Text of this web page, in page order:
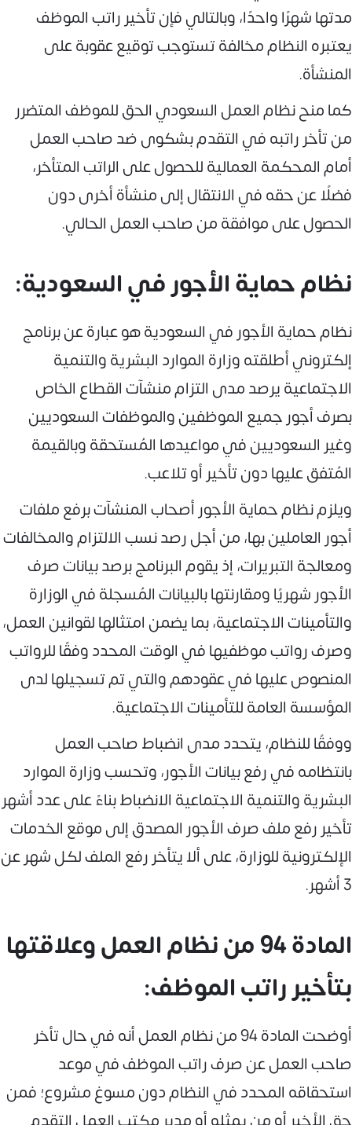
مدتها شهرًا واحدًا، وبالتالي فإن تأخير راتب الموظف
يعتبره النظام مخالفة تستوجب توقيع عقوبة على
المنشأة.
كما منح نظام العمل السعودي الحق للموظف المتضرر
من تأخر راتبه في التقدم بشكوى ضد صاحب العمل
أمام المحكمة العمالية للحصول على الراتب المتأخر،
فضلًا عن حقه في الانتقال إلى منشأة أخرى دون
الحصول على موافقة من صاحب العمل الحالي.
نظام حماية الأجور في السعودية:
نظام حماية الأجور في السعودية هو عبارة عن برنامج
إلكتروني أطلقته وزارة الموارد البشرية والتنمية
الاجتماعية يرصد مدى التزام منشآت القطاع الخاص
بصرف أجور جميع الموظفين والموظفات السعوديين
وغير السعوديين في مواعيدها المُستحقة وبالقيمة
المُتفق عليها دون تأخير أو تلاعب.
ويلزم نظام حماية الأجور أصحاب المنشآت برفع ملفات
أجور العاملين بها، من أجل رصد نسب الالتزام والمخالفات
ومعالجة التبريرات، إذ يقوم البرنامج برصد بيانات صرف
الأجور شهريًا ومقارنتها بالبيانات المُسجلة في الوزارة
والتأمينات الاجتماعية، بما يضمن امتثالها لقوانين العمل،
وصرف رواتب موظفيها في الوقت المحدد وفقًا للرواتب
المنصوص عليها في عقودهم والتي تم تسجيلها لدى
المؤسسة العامة للتأمينات الاجتماعية.
ووفقًا للنظام، يتحدد مدى انضباط صاحب العمل
بانتظامه في رفع بيانات الأجور، وتحسب وزارة الموارد
البشرية والتنمية الاجتماعية الانضباط بناءً على عدد أشهر
تأخير رفع ملف صرف الأجور المصدق إلى موقع الخدمات
الإلكترونية للوزارة، على ألا يتأخر رفع الملف لكل شهر عن
3 أشهر.
المادة 94 من نظام العمل وعلاقتها
بتأخير راتب الموظف:
أوضحت المادة 94 من نظام العمل أنه في حال تأخر
صاحب العمل عن صرف راتب الموظف في موعد
استحقاقه المحدد في النظام دون مسوغ مشروع؛ فمن